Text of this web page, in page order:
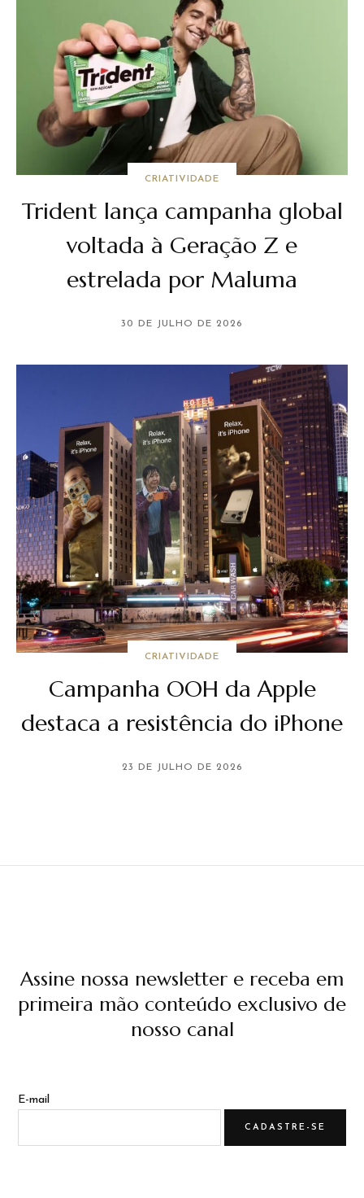
CRIATIVIDADE
Trident lança campanha global
voltada à Geração Z e
estrelada por Maluma
30 DE JULHO DE 2026
CRIATIVIDADE
Campanha OOH da Apple
destaca a resistência do iPhone
23 DE JULHO DE 2026
Assine nossa newsletter e receba em
primeira mão conteúdo exclusivo de
nosso canal
E-mail